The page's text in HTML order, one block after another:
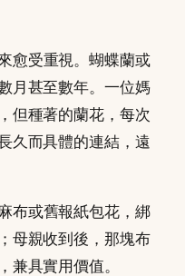
愈受重視。蝴蝶蘭或
月甚至數年。一位媽
但種著的蘭花，每次
久而具體的連結，遠
布或舊報紙包花，綁
母親收到後，那塊布
兼具實用價值。